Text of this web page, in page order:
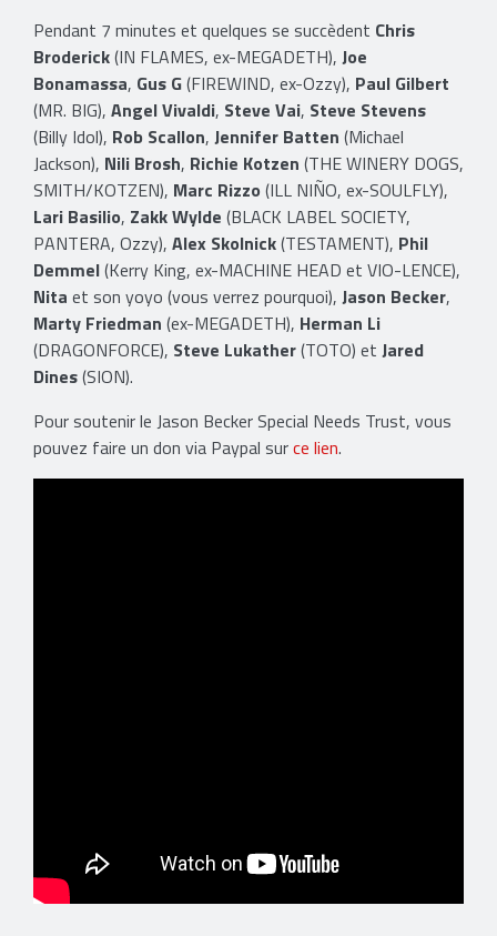
Pendant 7 minutes et quelques se succèdent Chris
Broderick(IN FLAMES, ex-MEGADETH), Joe
Bonamassa, Gus G(FIREWIND, ex-Ozzy), Paul Gilbert
(MR. BIG), Angel Vivaldi, Steve Vai, Steve Stevens
(Billy Idol), Rob Scallon, Jennifer Batten (Michael
Jackson), Nili Brosh, Richie Kotzen (THE WINERY DOGS,
SMITH/KOTZEN), Marc Rizzo (ILL NIÑO, ex-SOULFLY),
Lari Basilio, Zakk Wylde (BLACK LABEL SOCIETY,
PANTERA, Ozzy), Alex Skolnick(TESTAMENT), Phil
Demmel(Kerry King, ex-MACHINE HEAD et VIO-LENCE),
Nita et son yoyo (vous verrez pourquoi), Jason Becker,
Marty Friedman (ex-MEGADETH), Herman Li
(DRAGONFORCE), Steve Lukather(TOTO) et Jared
Dines(SION).
Pour soutenir le Jason Becker Special Needs Trust, vous
pouvez faire un don via Paypal surce lien.